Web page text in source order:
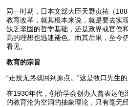
同一时期，日本文部大臣天野贞祐（
教育改革，就其根本来说，就是要去实
缺乏坚固的哲学基础，还是政界或官僚
高的理想也迅速褪色。而其后果，至今
看见。
教育的宗旨
“走投无路就回到原点。”这是牧口先生的
在1930年代，创价学会创办人曾表达他
的教育沦为空洞的抽象理论，只有毫无